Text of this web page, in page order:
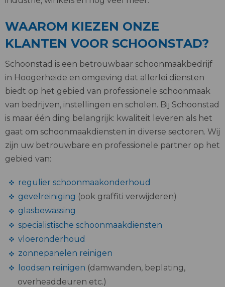
WAAROM KIEZEN ONZE
KLANTEN VOOR SCHOONSTAD?
Schoonstad is een betrouwbaar schoonmaakbedrijf
in Hoogerheide en omgeving dat allerlei diensten
biedt op het gebied van professionele schoonmaak
van bedrijven, instellingen en scholen. Bij Schoonstad
is maar één ding belangrijk: kwaliteit leveren als het
gaat om schoonmaakdiensten in diverse sectoren. Wij
zijn uw betrouwbare en professionele partner op het
gebied van:
regulier schoonmaakonderhoud
gevelreiniging (ook graffiti verwijderen)
glasbewassing
specialistische schoonmaakdiensten
vloeronderhoud
zonnepanelen reinigen
loodsen reinigen (damwanden, beplating,
overheaddeuren etc.)